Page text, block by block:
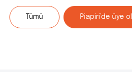
Tümü Piapiri’de üye